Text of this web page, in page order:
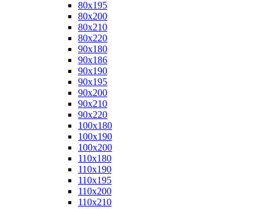
80x195
80x200
80x210
80x220
90x180
90x186
90x190
90x195
90x200
90x210
90x220
100x180
100x190
100x200
110x180
110x190
110x195
110x200
110x210